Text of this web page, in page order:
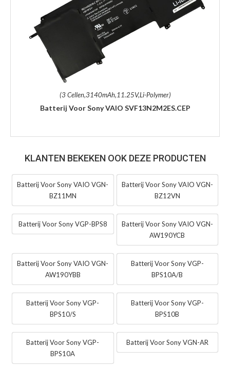
(3 Cellen,3140mAh,11.25V,Li-Polymer)
Batterij Voor Sony VAIO SVF13N2M2ES.CEP
KLANTEN BEKEKEN OOK DEZE PRODUCTEN
Batterij Voor Sony VAIO VGN-
BZ11MN
Batterij Voor Sony VAIO VGN-
BZ12VN
Batterij Voor Sony VGP-BPS8
Batterij Voor Sony VAIO VGN-
AW190YCB
Batterij Voor Sony VAIO VGN-
AW190YBB
Batterij Voor Sony VGP-
BPS10A/B
Batterij Voor Sony VGP-
BPS10/S
Batterij Voor Sony VGP-
BPS10B
Batterij Voor Sony VGP-
BPS10A
Batterij Voor Sony VGN-AR